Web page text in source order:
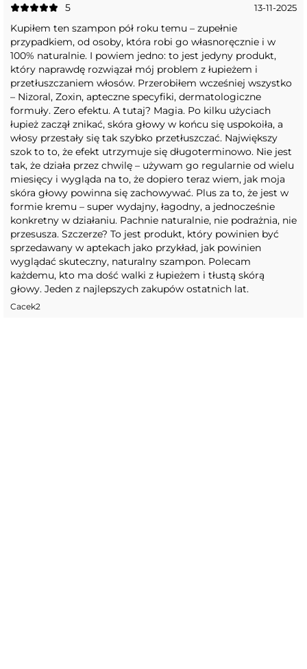
5 13-11-2025
Kupiłem ten szampon pół roku temu – zupełnie
przypadkiem, od osoby, która robi go własnoręcznie i w
100% naturalnie. I powiem jedno: to jest jedyny produkt,
który naprawdę rozwiązał mój problem z łupieżem i
przetłuszczaniem włosów. Przerobiłem wcześniej wszystko
– Nizoral, Zoxin, apteczne specyfiki, dermatologiczne
formuły. Zero efektu. A tutaj? Magia. Po kilku użyciach
łupież zaczął znikać, skóra głowy w końcu się uspokoiła, a
włosy przestały się tak szybko przetłuszczać. Największy
szok to to, że efekt utrzymuje się długoterminowo. Nie jest
tak, że działa przez chwilę – używam go regularnie od wielu
miesięcy i wygląda na to, że dopiero teraz wiem, jak moja
skóra głowy powinna się zachowywać. Plus za to, że jest w
formie kremu – super wydajny, łagodny, a jednocześnie
konkretny w działaniu. Pachnie naturalnie, nie podrażnia, nie
przesusza. Szczerze? To jest produkt, który powinien być
sprzedawany w aptekach jako przykład, jak powinien
wyglądać skuteczny, naturalny szampon. Polecam
każdemu, kto ma dość walki z łupieżem i tłustą skórą
głowy. Jeden z najlepszych zakupów ostatnich lat.
Cacek2